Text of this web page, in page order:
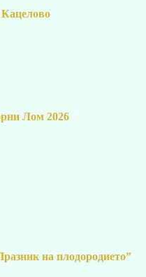
Лом 2026
на плодородието”